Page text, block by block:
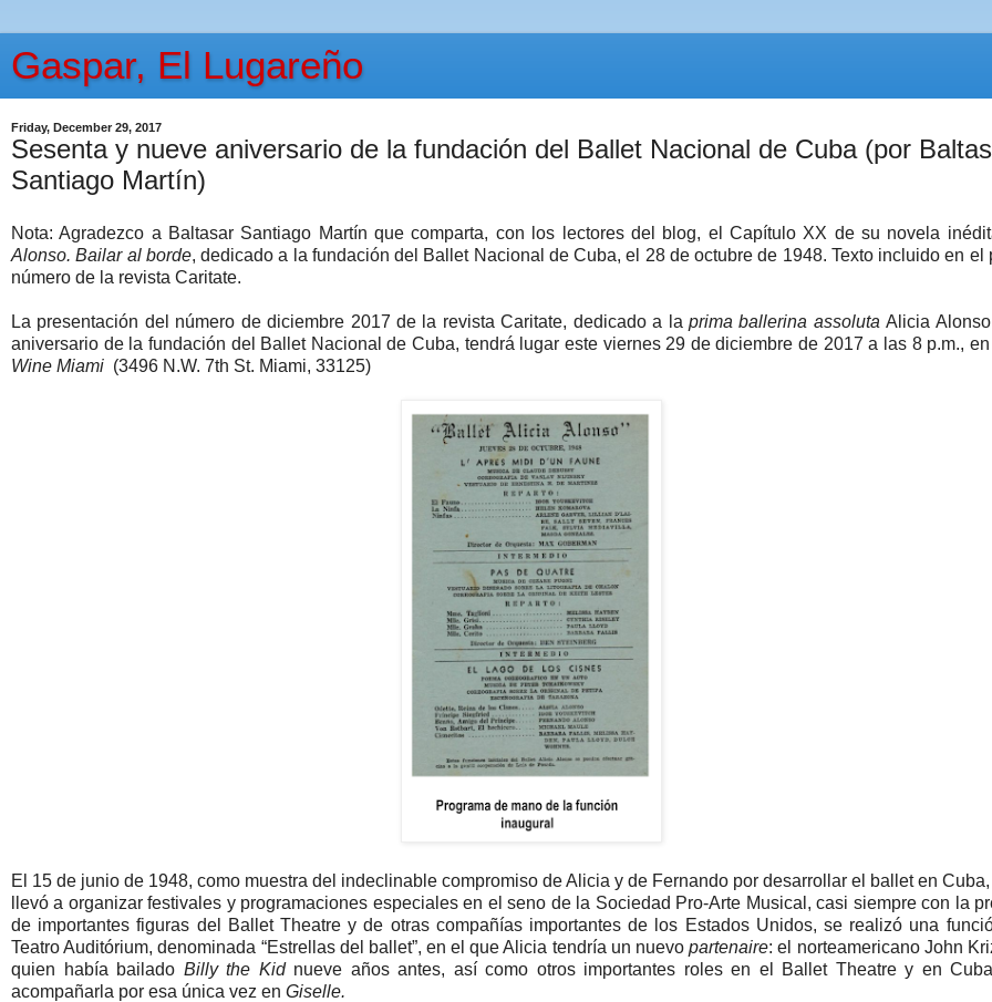
Gaspar, El Lugareño
Friday, December 29, 2017
Sesenta y nueve aniversario de la fundación del Ballet Nacional de Cuba (por
Santiago Martín)
Nota: Agradezco a Baltasar Santiago Martín que comparta, con los lectores del blog, el Capítulo XX de su novela
Alonso. Bailar al borde, dedicado a la fundación del Ballet Nacional de Cuba, el 28 de octubre de 1948. Texto incluido en el
número de la revista Caritate.
La presentación del número de diciembre 2017 de la revista Caritate, dedicado a la prima ballerina assolutaAlicia
aniversario de la fundación del Ballet Nacional de Cuba, tendrá lugar este viernes 29 de diciembre de 2017 a las 8 p.m.,
Wine Miami (3496 N.W. 7th St. Miami, 33125)
El 15 de junio de 1948, como muestra del indeclinable compromiso de Alicia y de Fernando por desarrollar el ballet en
llevó a organizar festivales y programaciones especiales en el seno de la Sociedad Pro-Arte Musical, casi siempre con la
de importantes figuras del Ballet Theatre y de otras compañías importantes de los Estados Unidos, se realizó una
Teatro Auditórium, denominada “Estrellas del ballet”, en el que Alicia tendría un nuevopartenaire: el norteamericano John
quien había bailado Billy the Kidnueve años antes, así como otros importantes roles en el Ballet Theatre y en
acompañarla por esa única vez en Giselle.